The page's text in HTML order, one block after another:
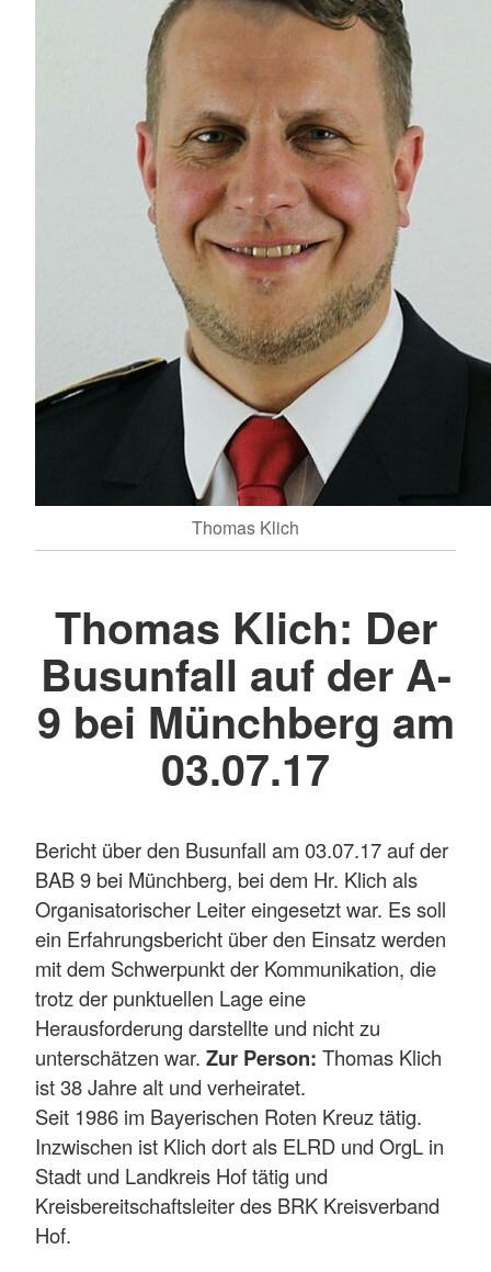
Thomas Klich
Thomas Klich: Der
Busunfall auf der A-
9 bei Münchberg am
03.07.17
Bericht über den Busunfall am 03.07.17 auf der
BAB 9 bei Münchberg, bei dem Hr. Klich als
Organisatorischer Leiter eingesetzt war. Es soll
ein Erfahrungsbericht über den Einsatz werden
mit dem Schwerpunkt der Kommunikation, die
trotz der punktuellen Lage eine
Herausforderung darstellte und nicht zu
unterschätzen war. Zur Person: Thomas Klich
ist 38 Jahre alt und verheiratet.
Seit 1986 im Bayerischen Roten Kreuz tätig.
Inzwischen ist Klich dort als ELRD und OrgL in
Stadt und Landkreis Hof tätig und
Kreisbereitschaftsleiter des BRK Kreisverband
Hof.